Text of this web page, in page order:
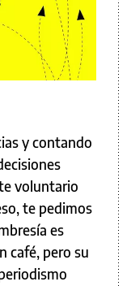
y contando
voluntario
te pedimos
es
café, pero su